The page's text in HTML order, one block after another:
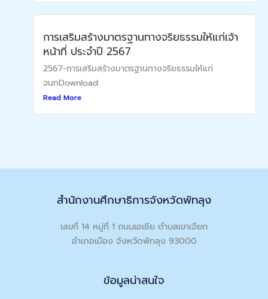
การเสริมสร้างมาตรฐานทางจริยธรรมให้แก่เจ้า
หน้าที่ ประจำปี 2567
2567-การเสริมสร้างมาตรฐานทางจริยธรรมให้แก่
จนทDownload
Read More
สำนักงานศึกษาธิการจังหวัดพัทลุง
เลขที่ 14 หมู่ที่ 1 ถนนเอเชีย ตำบลเขาเจียก
อำเภอเมือง จังหวัดพัทลุง 93000
ข้อมูลน่าสนใจ